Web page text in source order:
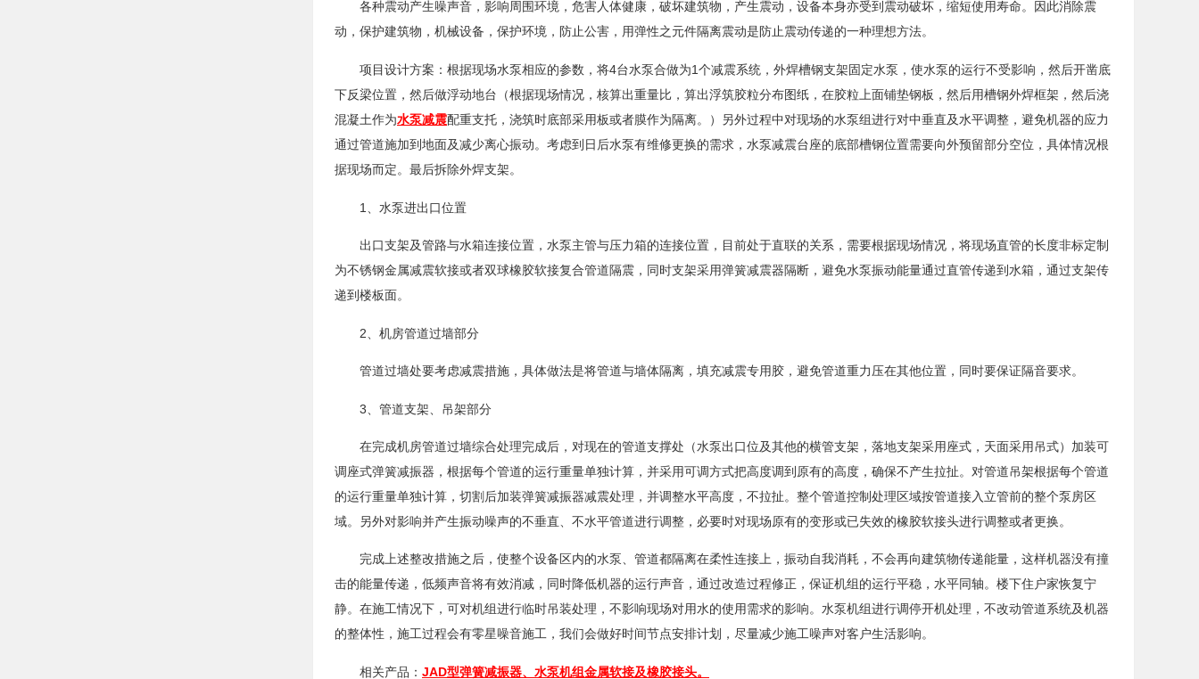
各种震动产生噪声音，影响周围环境，危害人体健康，破坏建筑物，产生震动， 设备本身亦受到震动破坏，缩短使用寿命。因此消除震
动，保护建筑物，机械设备，保护环境，防止公害，用弹性之元件隔离震动是防止震动传递的一种理想方法。
项目设计方案：根据现场水泵相应的参数，将4台水泵合做为1 个减震系统，外焊槽钢支架固定水泵，使水泵的运行不受影响，然后开凿底
下反梁位置，然后做浮动地台（根据现场情况，核算出重量比，算出浮筑胶粒分布图纸，在胶粒上面铺垫钢板，然后用槽钢外焊框架，然后浇
混凝土作为水泵减震配重支托，浇筑时底部采用板或者膜作为隔离。）另外过程中对现场的水泵组进行对中垂直及水平调整，避免机器的应力
通过管道施加到地面及减少离心振动。考虑到日后水泵有维修更换的需求，水泵减震台座的底部槽钢位置需要向外预留部分空位，具体情况根
据现场而定。最后拆除外焊支架。
1 、水泵进出口位置
出口支架及管路与水箱连接位置，水泵主管与压力箱的连接位置，目前处于直联的关系，需要根据现场情况，将现场直管的长度非标定制
为不锈钢金属减震软接或者双球橡胶软接复合管道隔震，同时支架采用弹簧减震器隔断，避免水泵振动能量通过直管传递到水箱，通过支架传
递到楼板面。
2 、机房管道过墙部分
管道过墙处要考虑减震措施，具体做法是将管道与墙体隔离，填充减震专用胶，避免管道重力压在其他位置，同时要保证隔音要求。
3 、管道支架、吊架部分
在完成机房管道过墙综合处理完成后，对现在的管道支撑处（水泵出口位及其他的横管支架，落地支架采用座式，天面采用吊式）加装可
调座式弹簧减振器，根据每个管道的运行重量单独计算，并采用可调方式把高度调到原有的高度，确保不产生拉扯。对管道吊架根据每个管道
的运行重量单独计算，切割后加装弹簧减振器减震处理，并调整水平高度，不拉扯。整个管道控制处理区域按管道接入立管前的整个泵房区
域。另外对影响并产生振动噪声的不垂直、不水平管道进行调整，必要时对现场原有的变形或已失效的橡胶软接头进行调整或者更换。
完成上述整改措施之后，使整个设备区内的水泵、管道都隔离在柔性连接上，振动自我消耗，不会再向建筑物传递能量，这样机器没有撞
击的能量传递，低频声音将有效消减，同时降低机器的运行声音，通过改造过程修正，保证机组的运行平稳，水平同轴。楼下住户家恢复宁
静。在施工情况下，可对机组进行临时吊装处理，不影响现场对用水的使用需求的影响。水泵机组进行调停开机处理，不改动管道系统及机器
的整体性，施工过程会有零星噪音施工，我们会做好时间节点安排计划，尽量减少施工噪声对客户生活影响。
相关产品： JAD型弹簧减振器、水泵机组金属软接及橡胶接头。